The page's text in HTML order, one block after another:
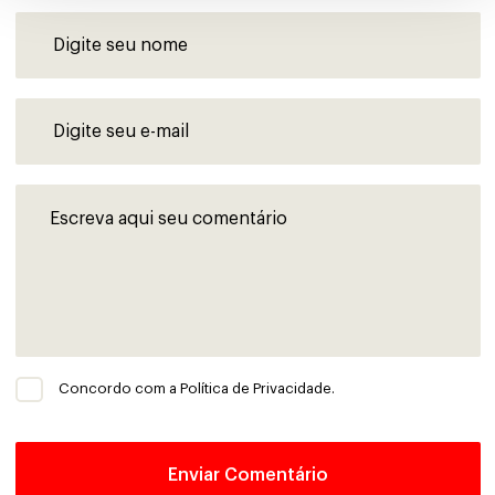
Concordo com a Política de Privacidade.